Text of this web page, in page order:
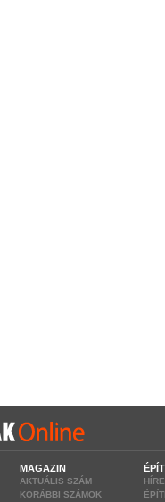
MAGAZIN
AKTUÁLIS SZÁM
KORÁBBI SZÁMOK